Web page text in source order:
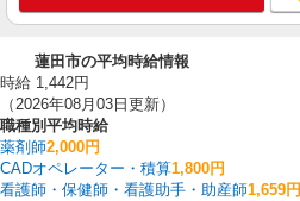
蓮田市の平均時給情報
時給 1,442円
（2026年08月03日更新）
職種別平均時給
薬剤師2,000円
CADオペレーター・積算1,800円
看護師・保健師・看護助手・助産師1,659円